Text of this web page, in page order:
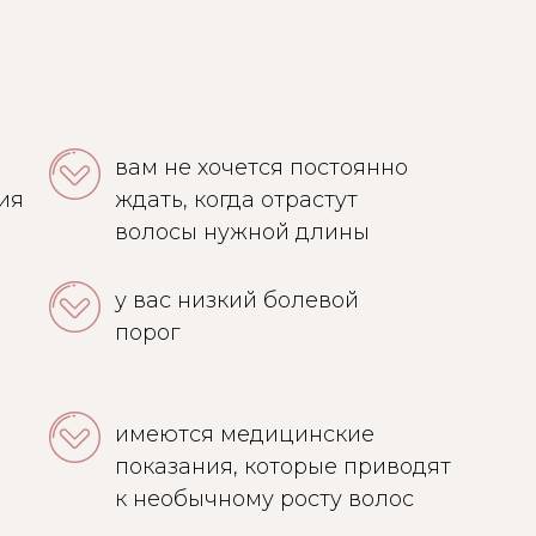
у вас низкий болевой
порог
вам не хочется постоянно
ждать, когда отрастут
волосы нужной длины
имеются медицинские
показания, которые приводят
к необычному росту волос